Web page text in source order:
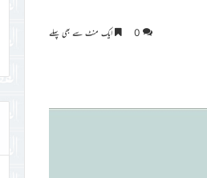
0 ایک منٹ سے بھی پہلے